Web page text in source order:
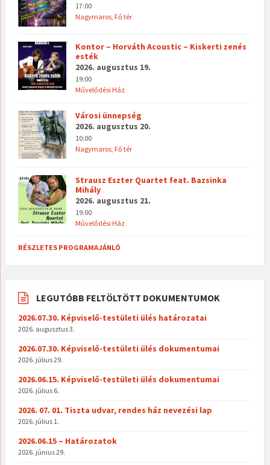
17:00
Nagymaros, Fő tér
Kontor – Horváth Acoustic – Kiskerti zenés
esték
2026. augusztus 19.
19:00
Művelődési Ház
Városi ünnepség
2026. augusztus 20.
10:00
Nagymaros, Fő tér
Strausz Eszter Quartet feat. Bazsinka
Mihály
2026. augusztus 21.
19:00
Művelődési Ház
RÉSZLETES PROGRAMAJÁNLÓ
LEGUTÓBB FELTÖLTÖTT DOKUMENTUMOK
2026.07.30. Képviselő-testületi ülés határozatai
2026. augusztus 3.
2026.07.30. Képviselő-testületi ülés dokumentumai
2026. július 29.
2026.06.15. Képviselő-testületi ülés dokumentumai
2026. július 6.
2026. 07. 01. Tiszta udvar, rendes ház nevezési lap
2026. július 1.
2026.06.15 – Határozatok
2026. június 29.